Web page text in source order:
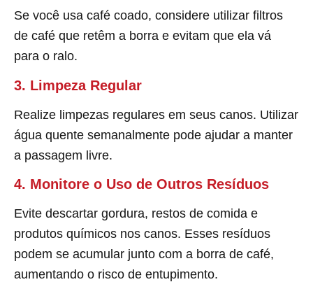
Se você usa café coado, considere utilizar filtros
de café que retêm a borra e evitam que ela vá
para o ralo.
3. Limpeza Regular
Realize limpezas regulares em seus canos. Utilizar
água quente semanalmente pode ajudar a manter
a passagem livre.
4. Monitore o Uso de Outros Resíduos
Evite descartar gordura, restos de comida e
produtos químicos nos canos. Esses resíduos
podem se acumular junto com a borra de café,
aumentando o risco de entupimento.